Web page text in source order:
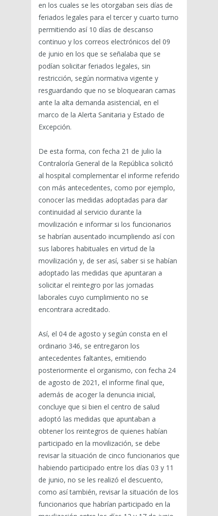
en los cuales se les otorgaban seis días de
feriados legales para el tercer y cuarto turno
permitiendo así 10 días de descanso
continuo y los correos electrónicos del 09
de junio en los que se señalaba que se
podían solicitar feriados legales, sin
restricción, según normativa vigente y
resguardando que no se bloquearan camas
ante la alta demanda asistencial, en el
marco de la Alerta Sanitaria y Estado de
Excepción.
De esta forma, con fecha 21 de julio la
Contraloría General de la República solicitó
al hospital complementar el informe referido
con más antecedentes, como por ejemplo,
conocer las medidas adoptadas para dar
continuidad al servicio durante la
movilización e informar si los funcionarios
se habrían ausentado incumpliendo así con
sus labores habituales en virtud de la
movilización y, de ser así, saber si se habían
adoptado las medidas que apuntaran a
solicitar el reintegro por las jornadas
laborales cuyo cumplimiento no se
encontrara acreditado.
Así, el 04 de agosto y según consta en el
ordinario 346, se entregaron los
antecedentes faltantes, emitiendo
posteriormente el organismo, con fecha 24
de agosto de 2021, el informe final que,
además de acoger la denuncia inicial,
concluye que si bien el centro de salud
adoptó las medidas que apuntaban a
obtener los reintegros de quienes habían
participado en la movilización, se debe
revisar la situación de cinco funcionarios que
habiendo participado entre los días 03 y 11
de junio, no se les realizó el descuento,
como así también, revisar la situación de los
funcionarios que habrían participado en la